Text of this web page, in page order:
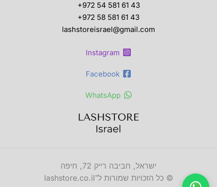
+972 54 581 61 43
+972 58 581 61 43
lashstoreisrael@gmail.com
Instagram
Facebook
WhatsApp
ישראל, חביבה רייק 72, חיפה
© כל הזכויות שמורות ל־lashstore.co.il